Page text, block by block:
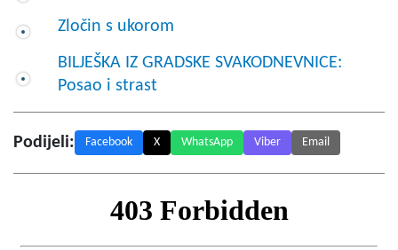
Zločin s ukorom
BILJEŠKA IZ GRADSKE SVAKODNEVNICE:
Posao i strast
Podijeli: Facebook X WhatsApp Viber Email